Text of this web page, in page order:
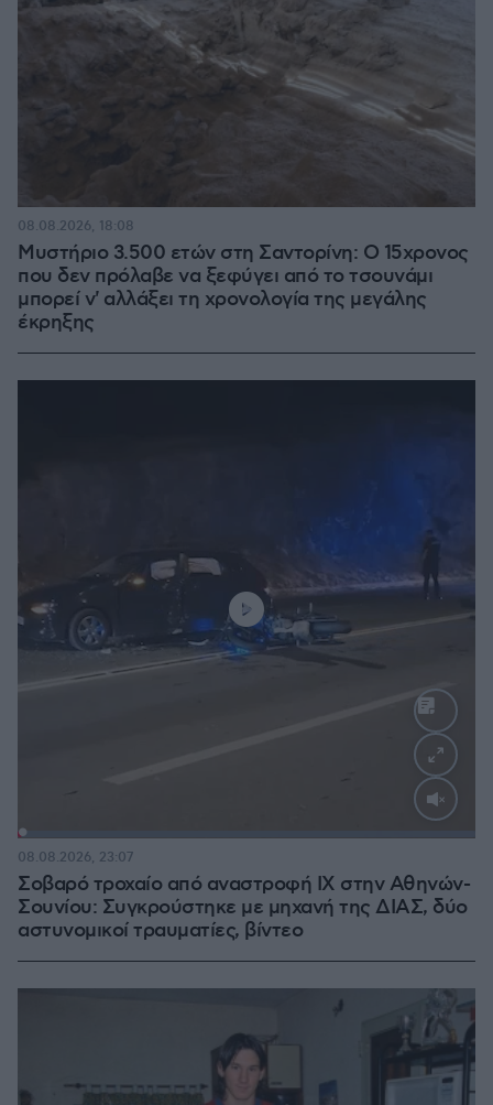
Μυστήριο 3.500 ετών στη Σαντορίνη: Ο 15χρονος
που δεν πρόλαβε να ξεφύγει από το τσουνάμι
μπορεί ν' αλλάξει τη χρονολογία της μεγάλης
έκρηξης
08.08.2026, 18:08
Σοβαρό τροχαίο από αναστροφή ΙΧ στην Αθηνών-
Σουνίου: Συγκρούστηκε με μηχανή της ΔΙΑΣ, δύο
αστυνομικοί τραυματίες, βίντεο
08.08.2026, 23:07